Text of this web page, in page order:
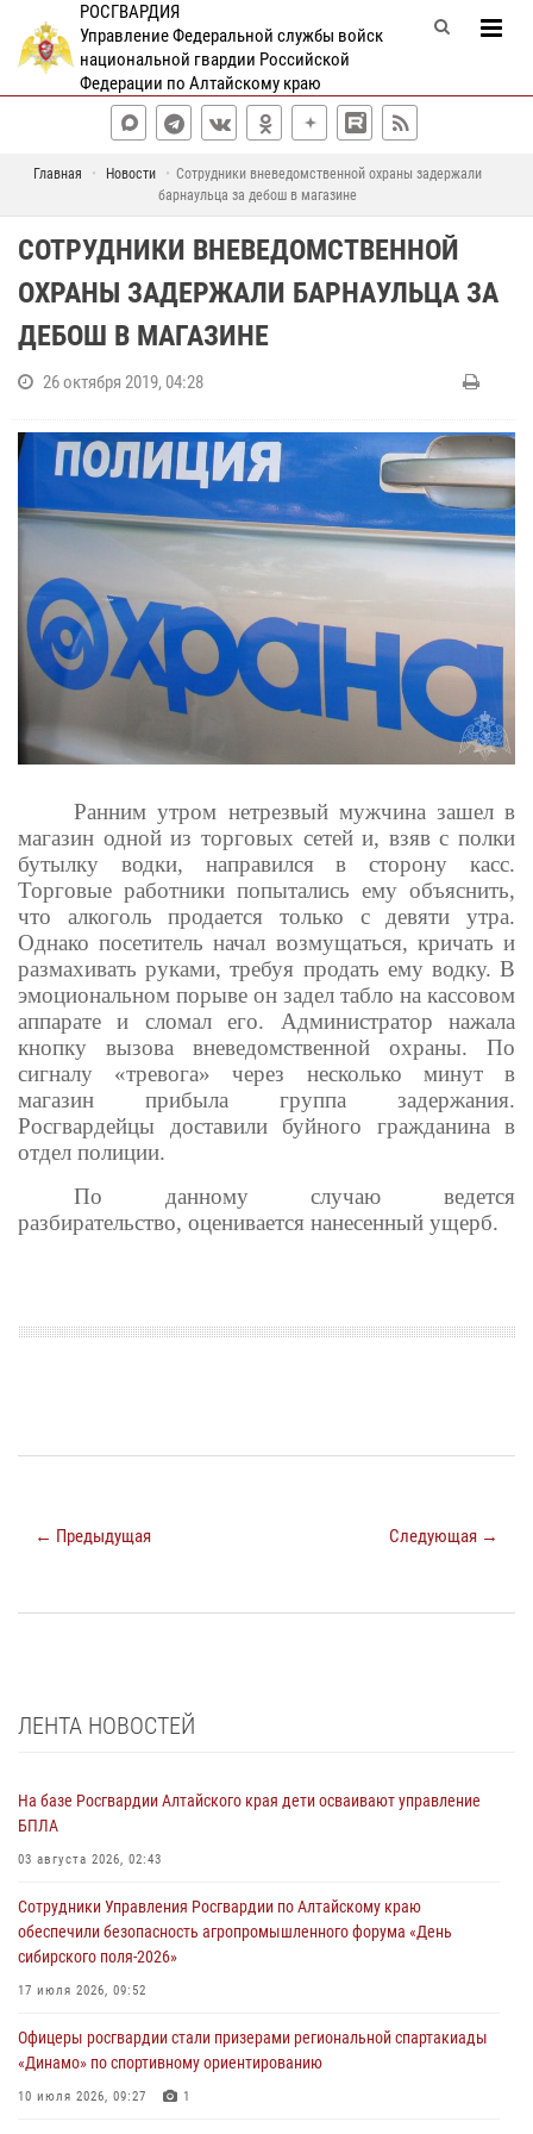
РОСГВАРДИЯ
Управление Федеральной службы войск
национальной гвардии Российской
Федерации по Алтайскому краю
Главная Новости
Сотрудники вневедомственной охраны задержали
барнаульца за дебош в магазине
СОТРУДНИКИ ВНЕВЕДОМСТВЕННОЙ
ОХРАНЫ ЗАДЕРЖАЛИ БАРНАУЛЬЦА ЗА
ДЕБОШ В МАГАЗИНЕ
26 октября 2019, 04:28
Ранним утром нетрезвый мужчина зашел в
магазин одной из торговых сетей и, взяв с полки
бутылку водки, направился в сторону касс.
Торговые работники попытались ему объяснить,
что алкоголь продается только с девяти утра.
Однако посетитель начал возмущаться, кричать и
размахивать руками, требуя продать ему водку. В
эмоциональном порыве он задел табло на кассовом
аппарате и сломал его. Администратор нажала
кнопку вызова вневедомственной охраны. По
сигналу «тревога» через несколько минут в
магазин прибыла группа задержания.
Росгвардейцы доставили буйного гражданина в
отдел полиции.
По данному случаю ведется
разбирательство, оценивается нанесенный ущерб.
← Предыдущая Следующая →
ЛЕНТА НОВОСТЕЙ
На базе Росгвардии Алтайского края дети осваивают управление
БПЛА
03 августа 2026, 02:43
Сотрудники Управления Росгвардии по Алтайскому краю
обеспечили безопасность агропромышленного форума «День
сибирского поля-2026»
17 июля 2026, 09:52
Офицеры росгвардии стали призерами региональной спартакиады
«Динамо» по спортивному ориентированию
10 июля 2026, 09:27 1